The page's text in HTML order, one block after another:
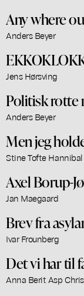
Any where
Anders Beyer
Jens Hørsving
Politisk rotte
Anders Beyer
Men jeg
Stine Tofte Hannibal
Axel Borup-
Jan Maegaard
Brev fra
Ivar Frounberg
Det vi har til
Anna Berit Asp